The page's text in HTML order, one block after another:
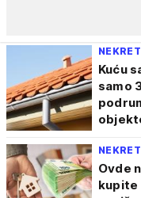
Kuću
samo
Ovde
kupite